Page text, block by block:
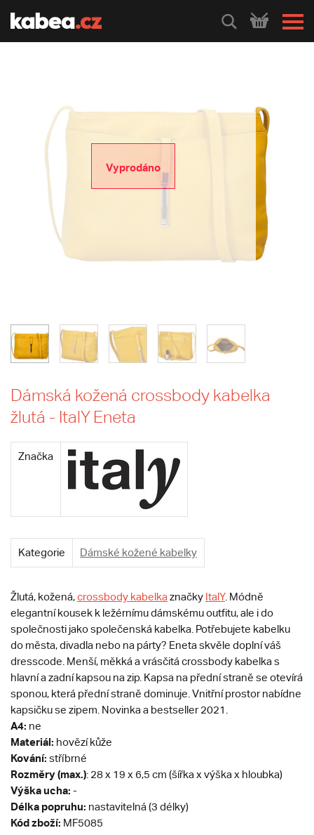
HLEDEJ
Vyprodáno
Dámská kožená crossbody kabelka
žlutá - ItalY Eneta
Značka
Kategorie Dámské kožené kabelky
Žlutá, kožená,crossbody kabelka značky ItalY. Módně
elegantní kousek k ležérnímu dámskému outfitu, ale i do
společnosti jako společenská kabelka. Potřebujete kabelku
do města, divadla nebo na párty? Eneta skvěle doplní váš
dresscode. Menší, měkká a vrásčitá crossbody kabelka s
hlavní a zadní kapsou na zip. Kapsa na přední straně se otevírá
sponou, která přední straně dominuje. Vnitřní prostor nabídne
kapsičku se zipem. Novinka a bestseller 2021.
A4: ne
Materiál: hovězí kůže
Kování: stříbrné
Rozměry (max.): 28 x 19 x 6,5 cm (šířka x výška x hloubka)
Výška ucha: -
Délka popruhu: nastavitelná (3 délky)
Kód zboží: MF5085